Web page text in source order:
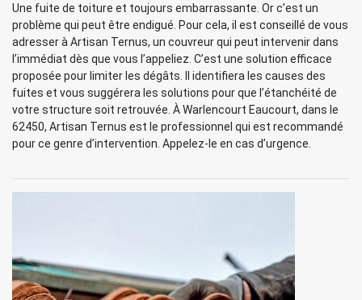
Une fuite de toiture et toujours embarrassante. Or c’est un
problème qui peut être endigué. Pour cela, il est conseillé de vous
adresser à Artisan Ternus, un couvreur qui peut intervenir dans
l’immédiat dès que vous l’appeliez. C’est une solution efficace
proposée pour limiter les dégâts. Il identifiera les causes des
fuites et vous suggérera les solutions pour que l’étanchéité de
votre structure soit retrouvée. À Warlencourt Eaucourt, dans le
62450, Artisan Ternus est le professionnel qui est recommandé
pour ce genre d’intervention. Appelez-le en cas d’urgence.